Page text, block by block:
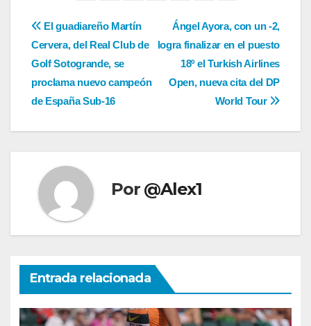
Navegación
de
entradas
Ángel Ayora, con un -2,
logra finalizar en el puesto
18º el Turkish Airlines
Open, nueva cita del DP
World Tour
El guadiareño Martín
Cervera, del Real Club de
Golf Sotogrande, se
proclama nuevo campeón
de España Sub-16
Por @Alex1
Entrada relacionada